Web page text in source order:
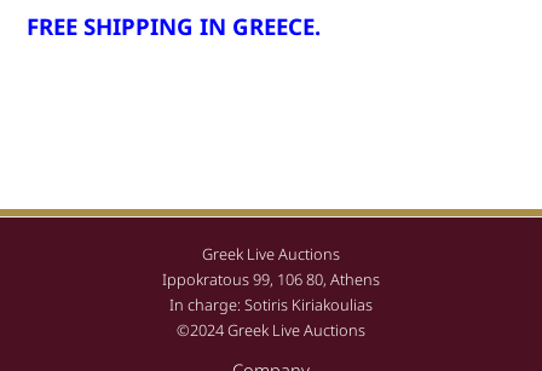
FREE SHIPPING IN GREECE.
Greek Live Auctions
Ippokratous 99, 106 80, Athens
In charge: Sotiris Kiriakoulias
©2024 Greek Live Auctions